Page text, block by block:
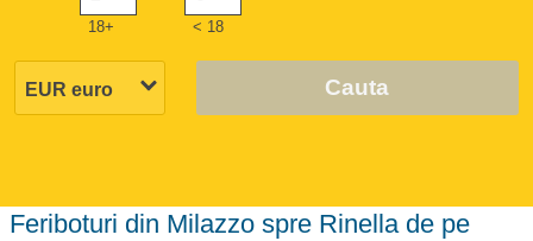
18+ < 18
Cauta
Feriboturi din Milazzo spre Rinella de pe